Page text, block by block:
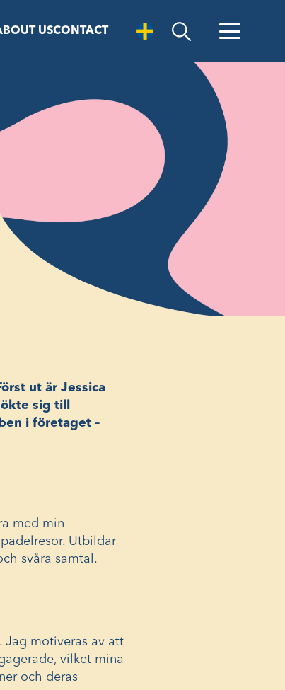
USCONTACT
Open Search
-
ut är Jessica
sig till
i företaget –
med min
Utbildar
svåra samtal.
Jag motiveras av att
vilket mina
och deras